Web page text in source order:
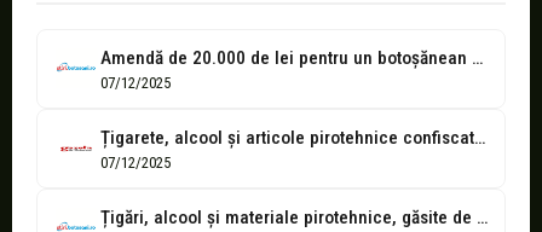
Amendă de 20.000 de lei pentru un botoșănean prins cu 24 de...
07/12/2025
Țigarete, alcool și articole pirotehnice confiscate de polițiștii din Ștefănești
07/12/2025
Țigări, alcool și materiale pirotehnice, găsite de polițiștii din Botoșani în două...